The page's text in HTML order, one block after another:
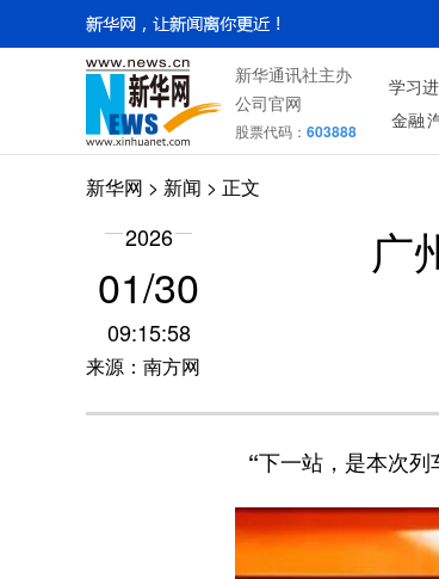
新华通讯社主办
公司官网
股票代码： 603888
学习
金融
新华网 > 新闻 > 正文
2026
01/30
09:15:58
来源：南方网
广
“下一站，是本次